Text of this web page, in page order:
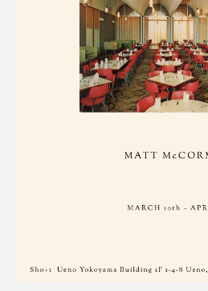
お問い合わせ